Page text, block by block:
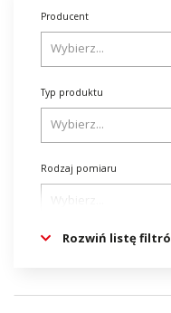
Producent
Typ produktu
Rodzaj pomiaru
WersjaRozwiń listę